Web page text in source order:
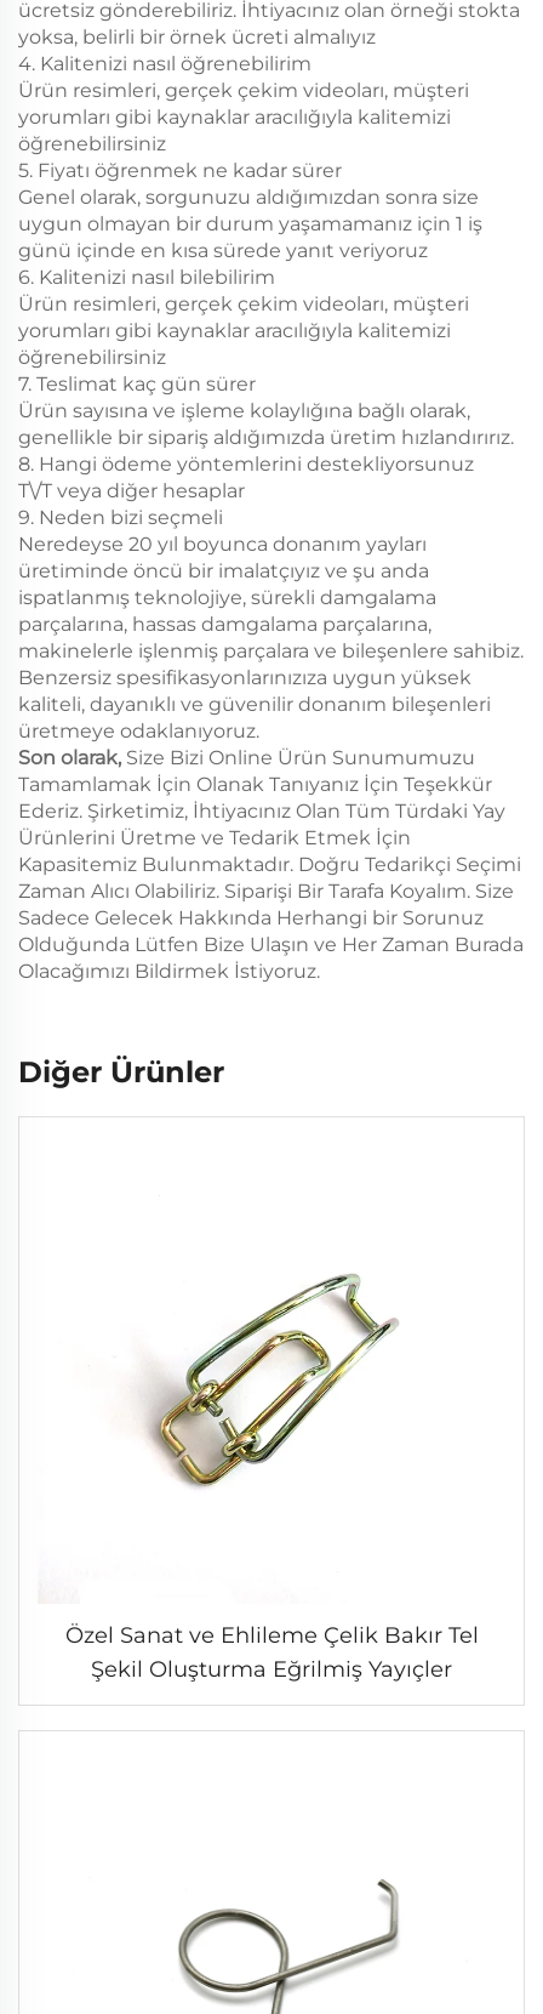
ücretsiz gönderebiliriz. İhtiyacınız olan örneği stokta
yoksa, belirli bir örnek ücreti almalıyız
4. Kalitenizi nasıl öğrenebilirim
Ürün resimleri, gerçek çekim videoları, müşteri
yorumları gibi kaynaklar aracılığıyla kalitemizi
öğrenebilirsiniz
5. Fiyatı öğrenmek ne kadar sürer
Genel olarak, sorgunuzu aldığımızdan sonra size
uygun olmayan bir durum yaşamamanız için 1 iş
günü içinde en kısa sürede yanıt veriyoruz
6. Kalitenizi nasıl bilebilirim
Ürün resimleri, gerçek çekim videoları, müşteri
yorumları gibi kaynaklar aracılığıyla kalitemizi
öğrenebilirsiniz
7. Teslimat kaç gün sürer
Ürün sayısına ve işleme kolaylığına bağlı olarak,
genellikle bir sipariş aldığımızda üretim hızlandırırız.
8. Hangi ödeme yöntemlerini destekliyorsunuz
T\/T veya diğer hesaplar
9. Neden bizi seçmeli
Neredeyse 20 yıl boyunca donanım yayları
üretiminde öncü bir imalatçıyız ve şu anda
ispatlanmış teknolojiye, sürekli damgalama
parçalarına, hassas damgalama parçalarına,
makinelerle işlenmiş parçalara ve bileşenlere sahibiz.
Benzersiz spesifikasyonlarınızıza uygun yüksek
kaliteli, dayanıklı ve güvenilir donanım bileşenleri
üretmeye odaklanıyoruz.
Son olarak, Size Bizi Online Ürün Sunumumuzu
Tamamlamak İçin Olanak Tanıyanız İçin Teşekkür
Ederiz. Şirketimiz, İhtiyacınız Olan Tüm Türdaki Yay
Ürünlerini Üretme ve Tedarik Etmek İçin
Kapasitemiz Bulunmaktadır. Doğru Tedarikçi Seçimi
Zaman Alıcı Olabiliriz. Siparişi Bir Tarafa Koyalım. Size
Sadece Gelecek Hakkında Herhangi bir Sorunuz
Olduğunda Lütfen Bize Ulaşın ve Her Zaman Burada
Olacağımızı Bildirmek İstiyoruz.
Diğer Ürünler
Özel Sanat ve Ehlileme Çelik Bakır Tel
Şekil Oluşturma Eğrilmiş Yayıçler